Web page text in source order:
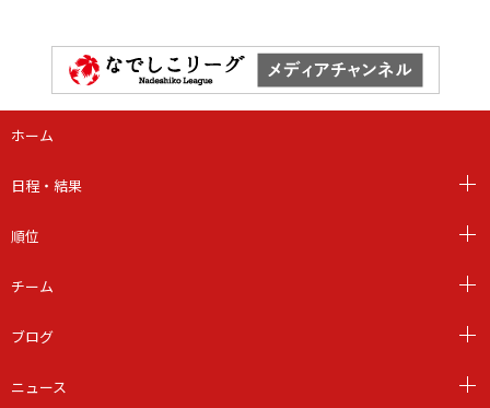
ホーム
日程・結果
順位
チーム
ブログ
ニュース